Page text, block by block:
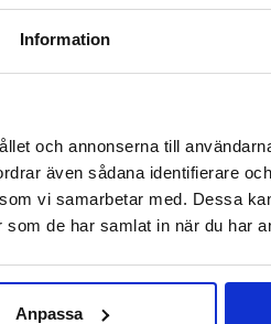
Information
och annonserna till
även sådana identifierare
vi samarbetar med. Dessa
de har samlat in när du har
Anpassa
Kolafabriken Päronkola